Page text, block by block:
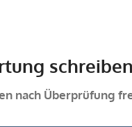
schreiben
nach Überprüfung